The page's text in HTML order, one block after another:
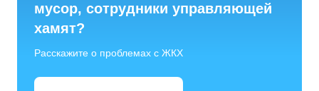
мусор, сотрудники управляющей
хамят?
Расскажите о проблемах с ЖКХ